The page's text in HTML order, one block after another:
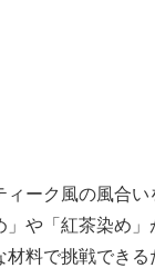
ーク風の風合い
」や「紅茶染め」
材料で挑戦でき